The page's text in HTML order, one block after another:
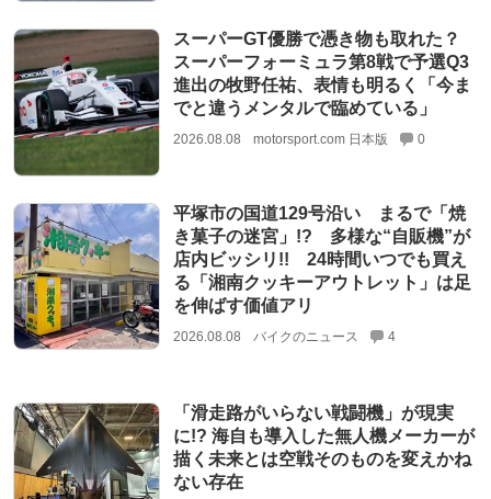
スーパーGT優勝で憑き物も取れた？
スーパーフォーミュラ第8戦で予選Q3
進出の牧野任祐、表情も明るく「今ま
でと違うメンタルで臨めている」
2026.08.08 motorsport.com 日本版 0
平塚市の国道129号沿い まるで「焼
き菓子の迷宮」!? 多様な“自販機”が
店内ビッシリ!! 24時間いつでも買え
る「湘南クッキーアウトレット」は足
を伸ばす価値アリ
2026.08.08 バイクのニュース 4
「滑走路がいらない戦闘機」が現実
に!? 海自も導入した無人機メーカーが
描く未来とは空戦そのものを変えかね
ない存在